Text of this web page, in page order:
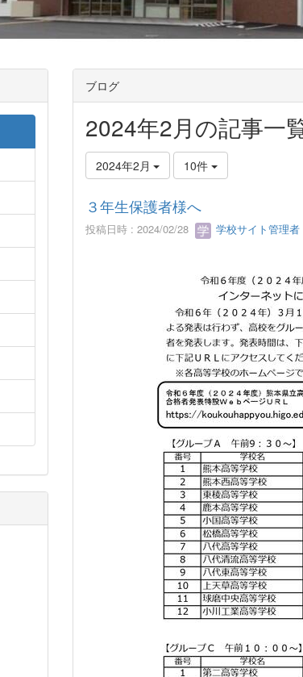
ブログ
2024年2月の記事一
2024年2月 10件
３年生保護者様へ
投稿日時 : 2024/02/28 学校サイト管理者